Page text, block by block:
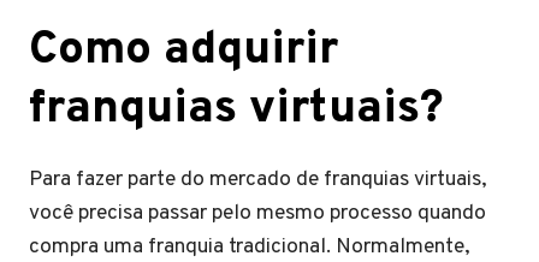
Como adquirir
franquias virtuais?
Para fazer parte do mercado de franquias virtuais,
você precisa passar pelo mesmo processo quando
compra uma franquia tradicional. Normalmente,